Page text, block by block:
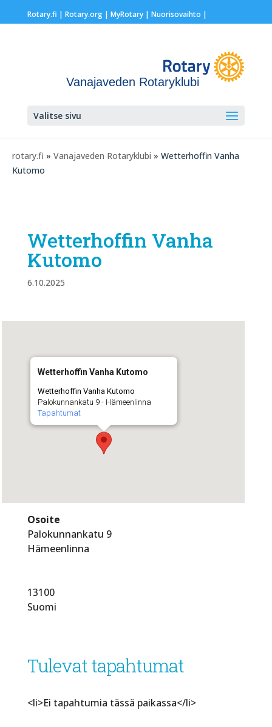
Rotary.fi | Rotary.org| MyRotary | Nuorisovaihto |
Vanajaveden Rotaryklubi
Valitse sivu
rotary.fi » Vanajaveden Rotaryklubi » Wetterhoffin Vanha
Kutomo
Wetterhoffin Vanha
Kutomo
6.10.2025
Wetterhoffin Vanha Kutomo
Wetterhoffin Vanha Kutomo
Palokunnankatu 9 - Hämeenlinna
Tapahtumat
Osoite
Palokunnankatu 9
Hämeenlinna
13100
Suomi
Tulevat tapahtumat
<li>Ei tapahtumia tässä paikassa</li>